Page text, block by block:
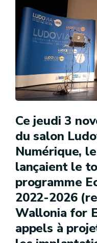
Ce jeudi 3
du salon
Numérique,
lançaient le
programme
2022-2026
Wallonia for
appels à